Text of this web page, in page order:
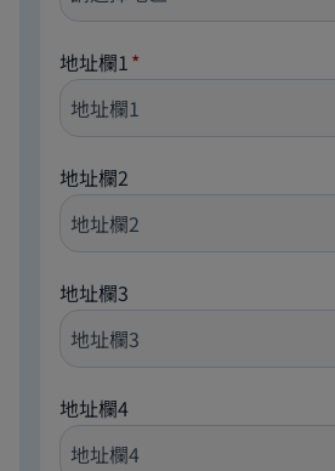
地址欄1
地址欄2
地址欄3
地址欄4